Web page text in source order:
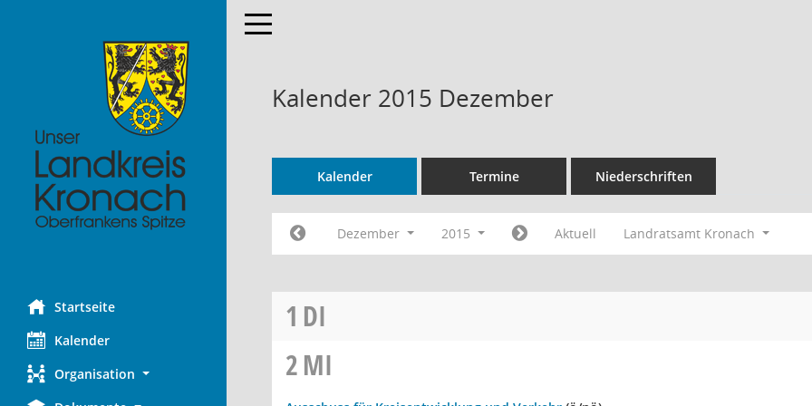
Startseite
Kalender
Organisation
Toggle navigation
Kalender 2015 Dezember
Kalender Termine Niederschriften
Dezember 2015 Aktuell Landratsamt Kronach
1 DI
2MI